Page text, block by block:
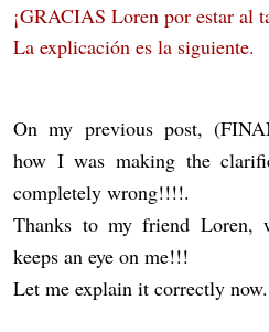
¡GRACIAS Loren por estar al
La explicación es la siguiente.
On my previous post,
how I was making the
completely wrong!!!!.
Thanks to my friend Loren,
keeps an eye on me!!!
Let me explain it correctly now.